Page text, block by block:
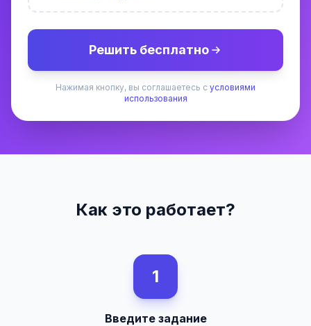
Решить бесплатно
Нажимая кнопку, вы соглашаетесь с условиями
использования
Как это работает?
1
Введите задание